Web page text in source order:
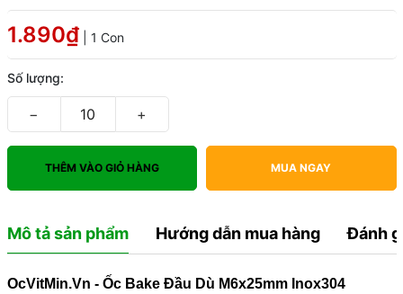
1.890₫ | 1 Con
Số lượng:
− +
THÊM VÀO GIỎ HÀNG MUA NGAY
Mô tả sản phẩm Hướng dẫn mua hàng Đánh
OcVitMin.Vn - Ốc Bake Đầu Dù M6x25mm Inox304